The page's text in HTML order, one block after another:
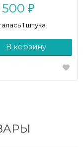
500 ₽
1 штука
В корзину